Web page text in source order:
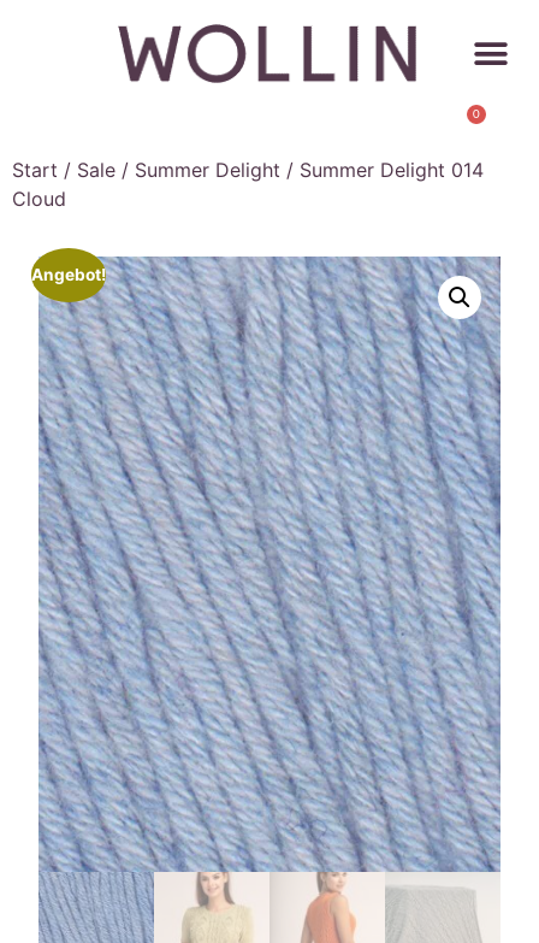
0
Start / Sale / Summer Delight / Summer Delight 014
Cloud
Angebot!